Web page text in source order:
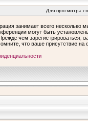
Для просмотра
занимает всего несколько
могут быть
чем зарегистрироваться,
что ваше присутствие на